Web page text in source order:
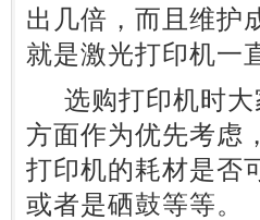
出几倍，而且维护
就是激光打印机一
选购打印机时大
方面作为优先考虑
打印机的耗材是否
或者是硒鼓等等。